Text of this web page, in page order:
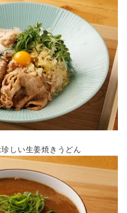
しい生姜焼きうどん